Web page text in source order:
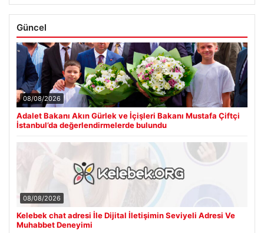
Güncel
08/08/2026
Adalet Bakanı Akın Gürlek ve İçişleri Bakanı Mustafa Çiftçi
İstanbul’da değerlendirmelerde bulundu
08/08/2026
Kelebek chat adresi İle Dijital İletişimin Seviyeli Adresi Ve
Muhabbet Deneyimi